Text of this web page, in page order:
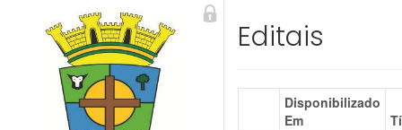
Editais
Disponibilizado
Em